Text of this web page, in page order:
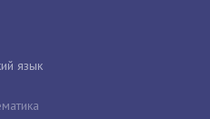
язык